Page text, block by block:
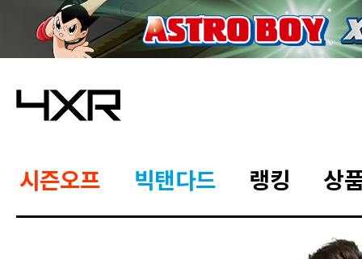
시즌오프 빅탠다드 랭킹 상